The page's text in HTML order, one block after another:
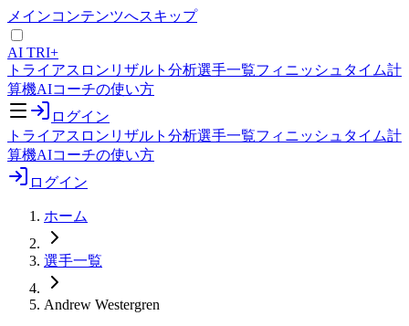
メインコンテンツへスキップ
AI TRI+
トライアスロンリザルト分析選手一覧フィニッシュタイム計
算機AIコーチの使い方
ログイン
トライアスロンリザルト分析選手一覧フィニッシュタイム計
算機AIコーチの使い方
ログイン
ホーム
選手一覧
Andrew Westergren